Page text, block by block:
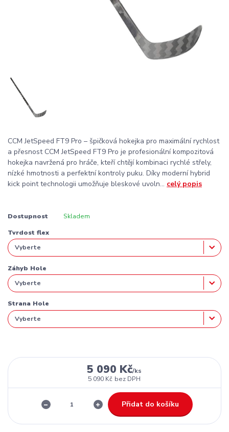
CCM JetSpeed FT9 Pro – špičková hokejka pro maximální rychlost
a přesnost CCM JetSpeed FT9 Pro je profesionální kompozitová
hokejka navržená pro hráče, kteří chtějí kombinaci rychlé střely,
nízké hmotnosti a perfektní kontroly puku. Díky moderní hybrid
kick point technologii umožňuje bleskové uvoln... celý popis
Dostupnost Skladem
Tvrdost flex
Záhyb Hole
Strana Hole
5 090 Kč/ks
5 090 Kč bez DPH
Přidat do košíku